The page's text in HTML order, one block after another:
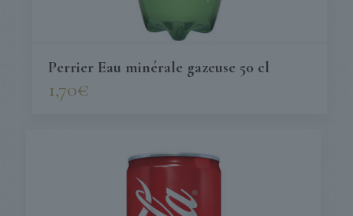
Perrier Eau minérale gazeuse 50 cl
1,70€